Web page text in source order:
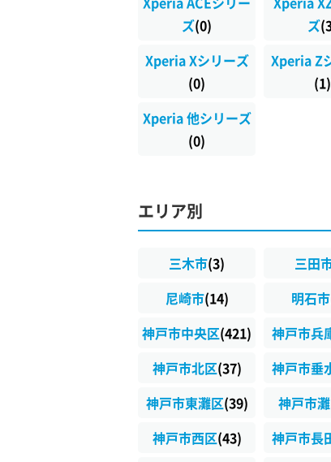
ズ(0)
ズ
Xperia Xシリーズ
(0)
Xperia Z
(1)
Xperia 他シリーズ
(0)
エリア別
三木市(3) 三田
尼崎市(14) 明石市
神戸市中央区(421) 神戸市兵
神戸市北区(37) 神戸市垂
神戸市東灘区(39) 神戸市
神戸市西区(43) 神戸市長